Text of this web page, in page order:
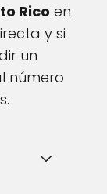
Rico en
y si
un
número